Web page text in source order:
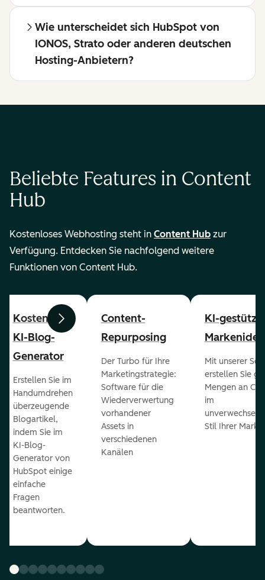
Wie unterscheidet sich HubSpot von
IONOS, Strato oder anderen deutschen
Hosting-Anbietern?
Beliebte Features in Content
Hub
Kostenloses Webhosting steht in Content Hub zur
Verfügung. Entdecken Sie nachfolgend weitere
Funktionen von Content Hub.
ZurückWeiter
Kostenloser
KI-Blog-
Generator
Erstellen Sie im
Handumdrehen
überzeugende
Blogartikel,
indem Sie im
KI-Blog-
Generator von
HubSpot einige
einfache
Fragen
beantworten.
Content-
Repurposing
Der Turbo für Ihre
Marketingstrategie:
Software für die
Wiederverwertung
vorhandener
Assets in
verschiedenen
Kanälen
KI-
Mit unserer
erstellen Sie
Mengen an
im
Stil Ihrer Marke.